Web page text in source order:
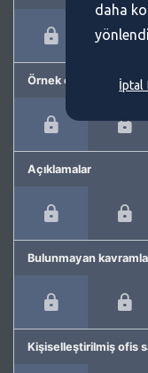
Örnek cümleler
Açıklamalar
Bulunmayan
Kişiselleştirilmiş ofis
daha
İptal